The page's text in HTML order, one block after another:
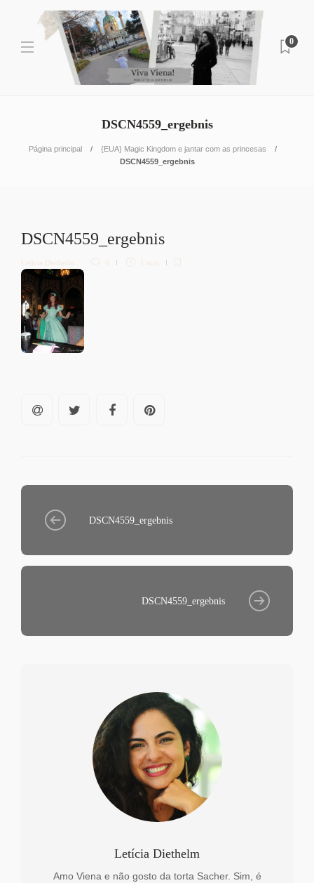
0
DSCN4559_ergebnis
Página principal
{EUA} Magic Kingdom e jantar com as princesas
DSCN4559_ergebnis
DSCN4559_ergebnis
Letícia Diethelm 0 1 min
DSCN4559_ergebnis
DSCN4559_ergebnis
Letícia Diethelm
Amo Viena e não gosto da torta Sacher. Sim, é